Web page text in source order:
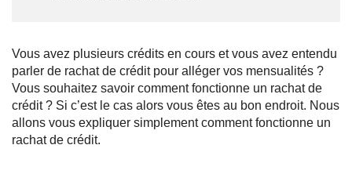
Vous avez plusieurs crédits en cours et vous avez entendu
parler de rachat de crédit pour alléger vos mensualités ?
Vous souhaitez savoir comment fonctionne un rachat de
crédit ? Si c’est le cas alors vous êtes au bon endroit. Nous
allons vous expliquer simplement comment fonctionne un
rachat de crédit.